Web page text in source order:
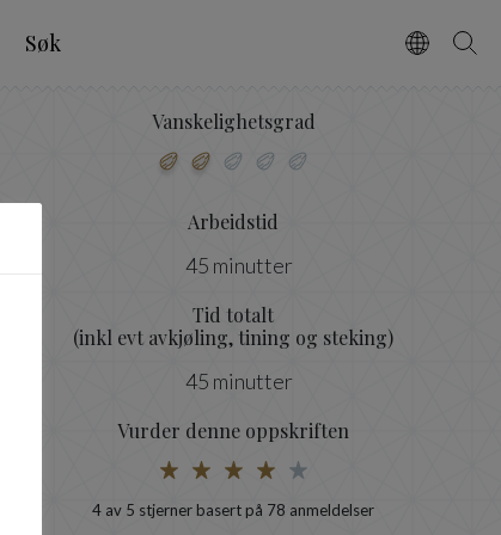
Søk VælgSøg
Vanskelighetsgrad
Arbeidstid
45 minutter
Tid totalt
(inkl evt avkjøling, tining og steking)
45 minutter
Vurder denne oppskriften
4 av 5 stjerner basert på 78 anmeldelser